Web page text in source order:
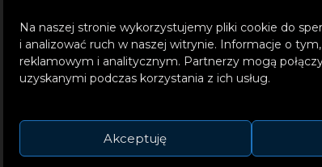
Na naszej stronie wykorzystujemy pliki cookie do
i analizować ruch w naszej witrynie. Informacje o
reklamowym i analitycznym. Partnerzy mogą
uzyskanymi podczas korzystania z ich usług.
Akceptuję
dokładniej wyspę Wostok, która
Nazwa wyspy oznacza w języku